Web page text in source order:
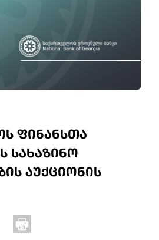
ფინანსთა
სახაზინო
აუქციონის